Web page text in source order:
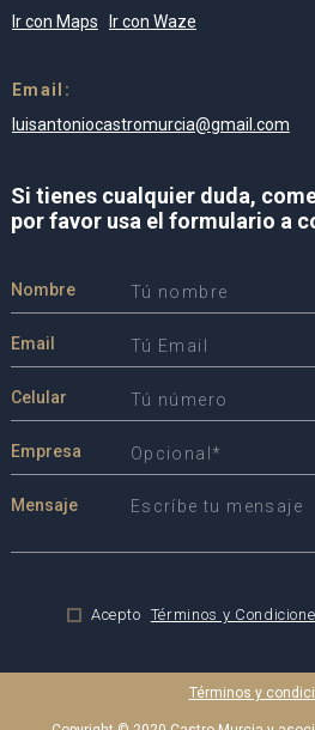
Ir con Maps Ir con Waze
Email:
luisantoniocastromurcia@gmail.com
Si tienes cualquier duda,
por favor usa el formulario a
Nombre
Email
Celular
Empresa
Mensaje
Acepto Términos y
Términos y